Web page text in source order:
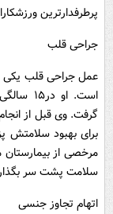
پرطرفدارترین
جراحی قلب
عمل جراحی قلب یکی
است.
گرفت. وی قبل از
برای بهبود سلامتش
مرخصی از بیمارستان
سلامت پشت سر
اتهام تجاوز جنسی